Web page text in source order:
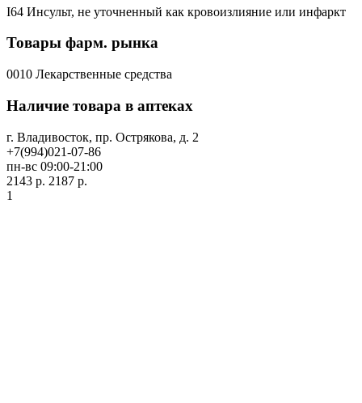
I64 Инсульт, не уточненный как кровоизлияние или инфаркт
Товары фарм. рынка
0010 Лекарственные средства
Наличие товара в аптеках
г. Владивосток, пр. Острякова, д. 2
+7(994)021-07-86
пн-вс 09:00-21:00
2143 р. 2187 р.
1